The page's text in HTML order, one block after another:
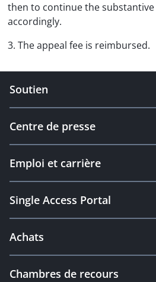
then to continue the
accordingly.
3. The appeal fee is reimbursed.
Soutien
Centre de presse
Emploi et carrière
Single Access Portal
Achats
Chambres de recours